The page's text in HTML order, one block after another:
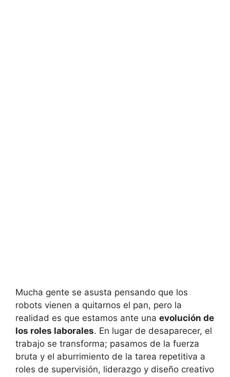
Mucha gente se asusta pensando que los
robots vienen a quitarnos el pan, pero la
realidad es que estamos ante una evolución de
los roles laborales. En lugar de desaparecer, el
trabajo se transforma; pasamos de la fuerza
bruta y el aburrimiento de la tarea repetitiva a
roles de supervisión, liderazgo y diseño creativo